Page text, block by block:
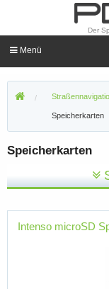
Der
Menü
Speicherkarten
Speicherkarten
Intenso microSD